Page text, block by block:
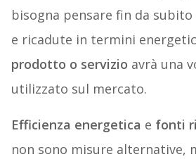
bisogna pensare fin da subito
e ricadute in termini
prodotto o servizio avrà una
utilizzato sul mercato.
Efficienza energetica e fonti
non sono misure alternative,